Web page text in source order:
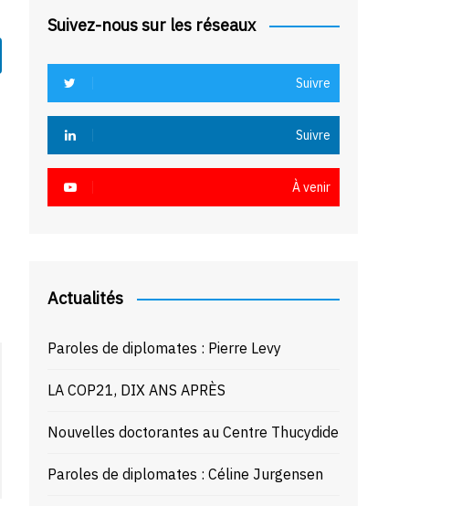
Suivez-nous sur les réseaux
Suivre
Suivre
À venir
Actualités
Paroles de diplomates : Pierre Levy
LA COP21, DIX ANS APRÈS
Nouvelles doctorantes au Centre Thucydide
Paroles de diplomates : Céline Jurgensen